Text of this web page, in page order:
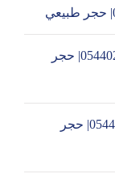
تركيب حجر صناعي في ام القيوين |0544026642| حجر
تركيب حجر صناعي في الشارقة |0544026642| حجر